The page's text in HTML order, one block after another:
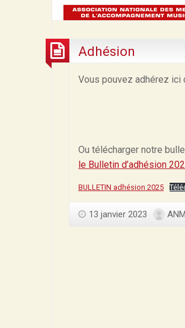
Adhésion
Vous pouvez adhérez ici
Ou télécharger notre
le Bulletin d’adhésion
BULLETIN adhésion 2025
13 janvier 2023